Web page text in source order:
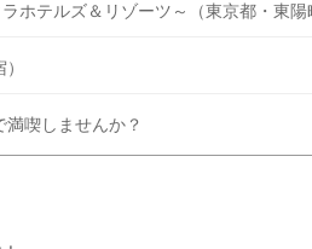
ホテルズ＆リゾーツ～（東京都・東陽
喫しませんか？